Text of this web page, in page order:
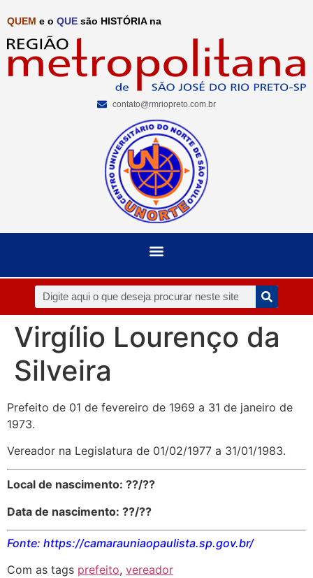
QUEM e o QUE são HISTÓRIA na
contato@rmriopreto.com.br
Virgílio Lourenço da
Silveira
Prefeito de 01 de fevereiro de 1969 a 31 de janeiro de
1973.
Vereador na Legislatura de 01/02/1977 a 31/01/1983.
Local de nascimento: ??/??
Data de nascimento: ??/??
Fonte: https://camarauniaopaulista.sp.gov.br/
Com as tags prefeito, vereador